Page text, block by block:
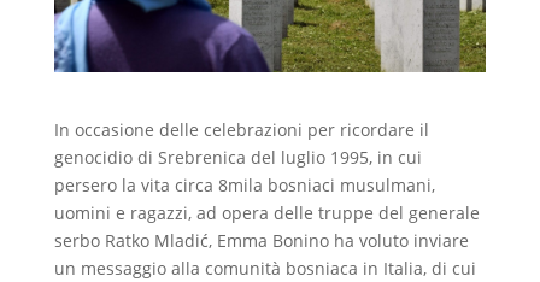
In occasione delle celebrazioni per ricordare il
genocidio di Srebrenica del luglio 1995, in cui
persero la vita circa 8mila bosniaci musulmani,
uomini e ragazzi, ad opera delle truppe del generale
serbo Ratko Mladić, Emma Bonino ha voluto inviare
un messaggio alla comunità bosniaca in Italia, di cui